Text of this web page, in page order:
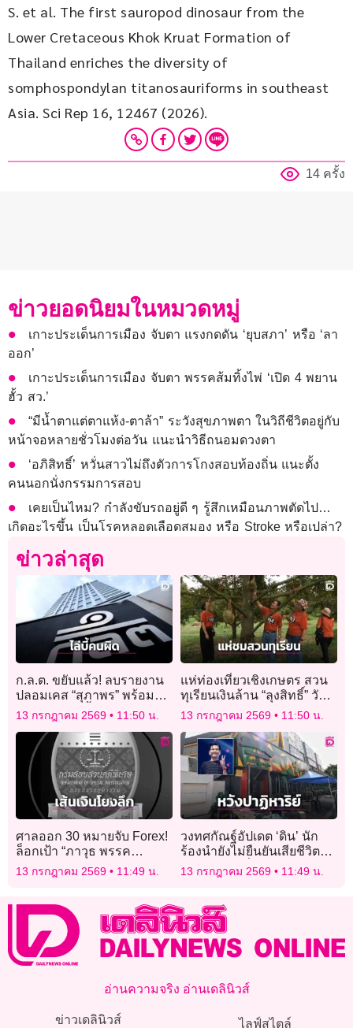
S. et al. The first sauropod dinosaur from the
Lower Cretaceous Khok Kruat Formation of
Thailand enriches the diversity of
somphospondylan titanosauriforms in southeast
Asia. Sci Rep 16, 12467 (2026).
14 ครั้ง
ข่าวยอดนิยมในหมวดหมู่
เกาะประเด็นการเมือง จับตา แรงกดดัน ‘ยุบสภา’ หรือ ‘ลา
ออก’
เกาะประเด็นการเมือง จับตา พรรคส้มทิ้งไพ่ ‘เปิด 4 พยาน
ฮั้ว สว.’
“มีน้ำตาแต่ตาแห้ง-ตาล้า” ระวังสุขภาพตา ในวิถีชีวิตอยู่กับ
หน้าจอหลายชั่วโมงต่อวัน แนะนำวิธีถนอมดวงตา
‘อภิสิทธิ์’ หวั่นสาวไม่ถึงตัวการโกงสอบท้องถิ่น แนะตั้ง
คนนอกนั่งกรรมการสอบ
เคยเป็นไหม? กำลังขับรถอยู่ดี ๆ รู้สึกเหมือนภาพตัดไป…
เกิดอะไรขึ้น เป็นโรคหลอดเลือดสมอง หรือ Stroke หรือเปล่า?
ข่าวล่าสุด
ก.ล.ต. ขยับแล้ว! ลบรายงาน
ปลอมเคส “สุภาพร” พร้อมจับ
มือตำรวจไล่บี้คนลงข้อมูล
13 กรกฎาคม 2569 11:50 น.
แห่ท่องเที่ยวเชิงเกษตร สวน
ทุเรียนเงินล้าน “ลุงสิทธิ์” วัย
90 ปี
13 กรกฎาคม 2569 11:50 น.
ศาลออก 30 หมายจับ Forex!
ล็อกเป้า “ภาวุธ พรรค
ประชาชน” เส้นเงินโยงลึก
เกิน 28 ล้าน
13 กรกฎาคม 2569 11:49 น.
วงทศกัณฐ์อัปเดต ‘ดิน’ นัก
ร้องนำยังไม่ยืนยันเสียชีวิต
ครอบครัว-เพื่อนหวังปาฎิหา
13 กรกฎาคม 2569 11:49 น.
อ่านความจริง อ่านเดลินิวส์
ข่าวเดลินิวส์ ไลฟ์สไตล์